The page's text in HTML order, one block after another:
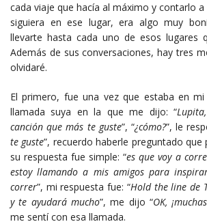
cada viaje que hacía al máximo y contarlo
siguiera en ese lugar, era algo muy
llevarte hasta cada uno de esos lugares
Además de sus conversaciones, hay tres
olvidaré.
El primero, fue una vez que estaba en
llamada suya en la que me dijo: “
canción que más te guste”, “¿cómo?”, le
te guste”, recuerdo haberle preguntado que
su respuesta fue simple: “es que voy a
estoy llamando a mis amigos para
correr”, mi respuesta fue: “Hold the line de
y te ayudará mucho”, me dijo “OK,
me sentí con esa llamada.